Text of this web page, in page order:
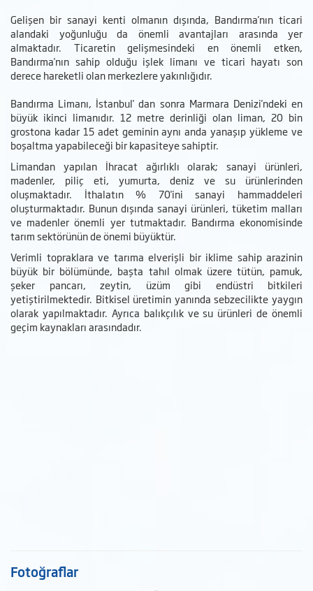
Gelişen bir sanayi kenti olmanın dışında, Bandırma'nın ticari
alandaki yoğunluğu da önemli avantajları arasında yer
almaktadır. Ticaretin gelişmesindeki en önemli etken,
Bandırma'nın sahip olduğu işlek limanı ve ticari hayatı son
derece hareketli olan merkezlere yakınlığıdır.
Bandırma Limanı, İstanbul' dan sonra Marmara Denizi'ndeki en
büyük ikinci limanıdır. 12 metre derinliği olan liman, 20 bin
grostona kadar 15 adet geminin aynı anda yanaşıp yükleme ve
boşaltma yapabileceği bir kapasiteye sahiptir.
Limandan yapılan İhracat ağırlıklı olarak; sanayi ürünleri,
madenler, piliç eti, yumurta, deniz ve su ürünlerinden
oluşmaktadır. İthalatın % 70'ini sanayi hammaddeleri
oluşturmaktadır. Bunun dışında sanayi ürünleri, tüketim malları
ve madenler önemli yer tutmaktadır. Bandırma ekonomisinde
tarım sektörünün de önemi büyüktür.
Verimli topraklara ve tarıma elverişli bir iklime sahip arazinin
büyük bir bölümünde, başta tahıl olmak üzere tütün, pamuk,
şeker pancarı, zeytin, üzüm gibi endüstri bitkileri
yetiştirilmektedir. Bitkisel üretimin yanında sebzecilikte yaygın
olarak yapılmaktadır. Ayrıca balıkçılık ve su ürünleri de önemli
geçim kaynakları arasındadır.
Fotoğraflar